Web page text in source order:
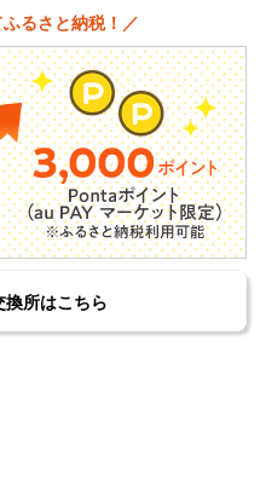
るさと納税！／
換所はこちら